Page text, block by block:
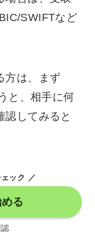
SWIFTなど
方は、まず
と、相手に何
認してみると
ック ／
る